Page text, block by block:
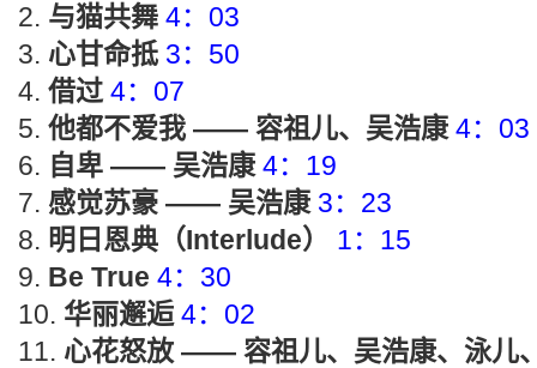
与猫共舞 4：03
心甘命抵 3：50
借过 4：07
他都不爱我 —— 容祖儿、吴浩康 4：03
自卑 —— 吴浩康 4：19
感觉苏豪 —— 吴浩康 3：23
明日恩典（Interlude）
1：15
Be True 4：30
华丽邂逅 4：02
心花怒放 —— 容祖儿、吴浩康、泳儿